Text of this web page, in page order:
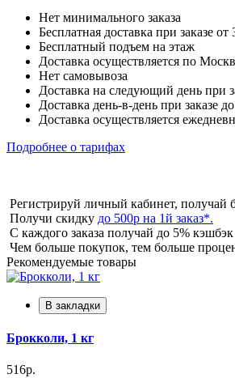
Нет минимального заказа
Бесплатная доставка при заказе от
Бесплатный подъем на этаж
Доставка осуществляется по
Нет самовывоза
Доставка на следующий день при
Доставка день-в-день при заказе
Доставка осуществляется
Подробнее о тарифах
Регистрируй личный кабинет, получай
Получи скидку до 500р на 1й заказ*.
С каждого заказа получай до 5%
Чем больше покупок, тем больше
Рекомендуемые товары
В закладки
Брокколи, 1 кг
516р.